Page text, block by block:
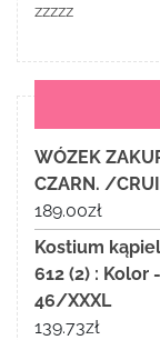
zzzzz
WÓZEK
CZARN. /
189.00zł
Kostium
612 (2) : Kolor
46/XXXL
139.73zł